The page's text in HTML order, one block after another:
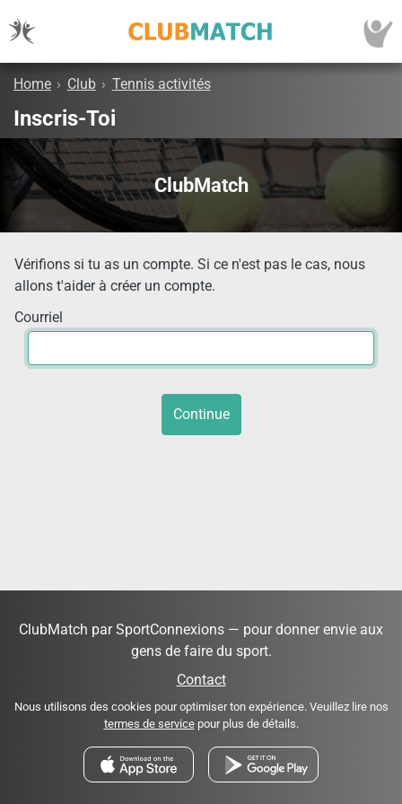
Home › Club › Tennis activités
Inscris-Toi
ClubMatch
Vérifions si tu as un compte. Si ce n'est pas le cas, nous
allons t'aider à créer un compte.
Courriel
Continue
ClubMatch par SportConnexions — pour donner envie aux
gens de faire du sport.
Contact
Nous utilisons des cookies pour optimiser ton expérience. Veuillez lire nos
termes de servicepour plus de détails.